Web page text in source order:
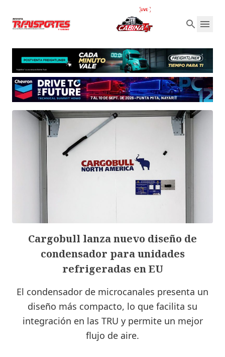
Cargobull lanza nuevo diseño de
condensador para unidades
refrigeradas en EU
El condensador de microcanales presenta un
diseño más compacto, lo que facilita su
integración en las TRU y permite un mejor
flujo de aire.